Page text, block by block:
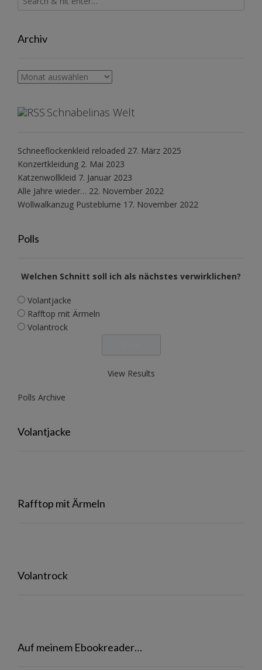
Archiv
Archiv
Schnabelinas Welt
Schneeflockenkleid reloaded 27. März 2025
Konzertkleidung 2. Mai 2023
Katzenwollkleid 7. Januar 2023
Alle Jahre wieder… 22. November 2022
Wollwalkanzug Pusteblume 17. November 2022
Polls
Welchen Schnitt soll ich als nächstes verwirklichen?
Volantjacke
Rafftop mit Ärmeln
Volantrock
View Results
Polls Archive
Volantjacke
Rafftop mit Ärmeln
Volantrock
Auf meinem Ebookreader…